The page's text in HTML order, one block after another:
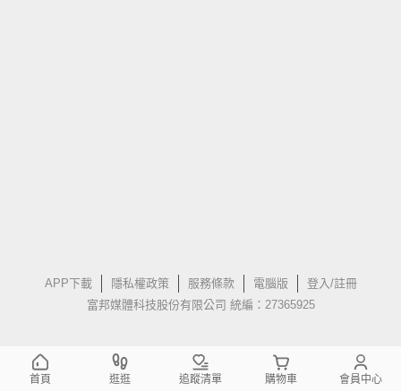
APP下載 隱私權政策 服務條款 電腦版
登入/註冊
富邦媒體科技股份有限公司 統編：27365925
首頁 逛逛 追蹤清單 購物車 會員中心